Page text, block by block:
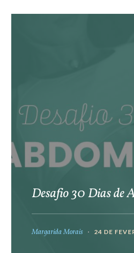
Desafio 30 Dias de
Margarida Morais 24 DE